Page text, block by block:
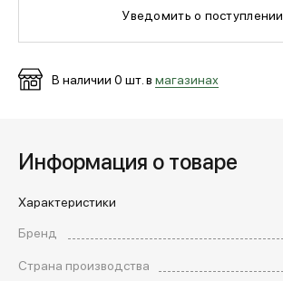
МЕДИА
ОПЛАТА И ДОСТАВКА
Вход в личный кабинет
Уведомить о поступлении
В наличии 0 шт. в магазинах
Информация о товаре
Характеристики
Бренд
Страна производства